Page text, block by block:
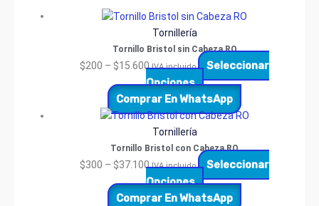
Tornillería
Tornillo Bristol sin Cabeza RO
$200 – $15.600 IVA incluido
Seleccionar
Opciones
Comprar En WhatsApp
Tornillería
Tornillo Bristol con Cabeza RO
$300 – $37.100 IVA incluido
Seleccionar
Opciones
Comprar En WhatsApp